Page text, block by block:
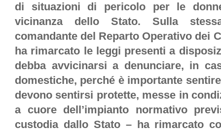
di situazioni di pericolo per le
vicinanza dello Stato. Sulla
comandante del Reparto Operativo dei
ha rimarcato le leggi presenti a
debba avvicinarsi a denunciare, in
domestiche, perché è importante
devono sentirsi protette, messe in
a cuore dell’impianto normativo
custodia dallo Stato – ha rimarcato